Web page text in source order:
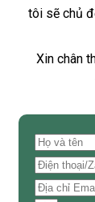
tôi sẽ chủ
Xin chân